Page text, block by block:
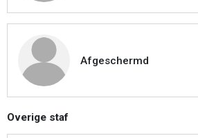
Afgeschermd
Overige staf